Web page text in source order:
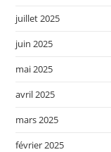
juillet 2025
juin 2025
mai 2025
avril 2025
mars 2025
février 2025